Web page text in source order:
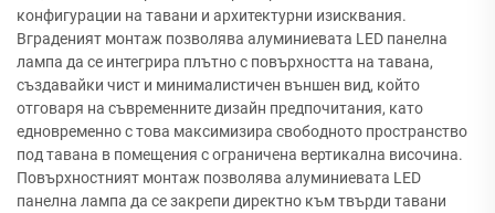
конфигурации на тавани и архитектурни изисквания.
Вграденият монтаж позволява алуминиевата LED панелна
лампа да се интегрира плътно с повърхността на тавана,
създавайки чист и минималистичен външен вид, който
отговаря на съвременните дизайн предпочитания, като
едновременно с това максимизира свободното пространство
под тавана в помещения с ограничена вертикална височина.
Повърхностният монтаж позволява алуминиевата LED
панелна лампа да се закрепи директно към твърди тавани